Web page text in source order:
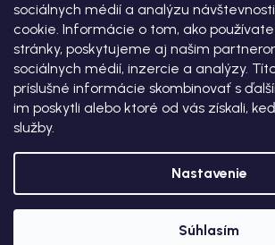
sociálnych médií a analýzu
cookie. Informácie o tom, ako
stránky, poskytujeme aj našim
sociálnych médií, inzercie a analýzy.
príslušné informácie skombinovať s
im poskytli alebo ktoré od vás získali,
služby.
Nastavenie
Súhlasím
Vytvoril Shoptet Premium